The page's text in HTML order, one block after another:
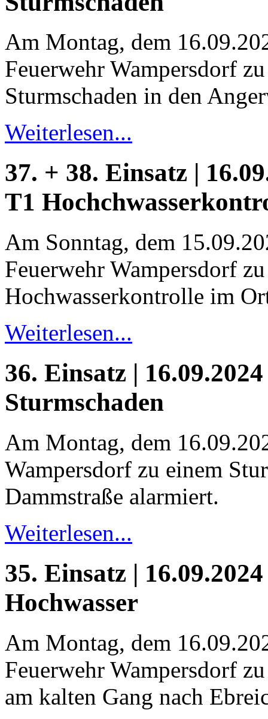
Am Montag, dem
Feuerwehr Wampersdorf
Sturmschaden in den
Weiterlesen...
37. + 38. Einsatz |
T1
Am Sonntag, dem
Feuerwehr Wampersdorf
Hochwasserkontrolle im
Weiterlesen...
36. Einsatz |
Sturmschaden
Am Montag, dem
Wampersdorf zu einem
Dammstraße alarmiert.
Weiterlesen...
35. Einsatz |
Hochwasser
Am Montag, dem
Feuerwehr Wampersdorf
am kalten Gang nach